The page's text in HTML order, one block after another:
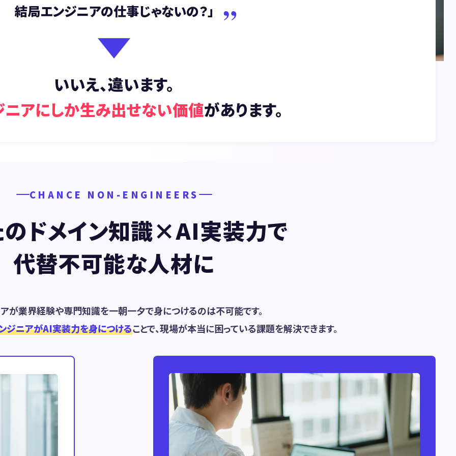
結局エンジニアの仕事じゃないの？」 ”
いいえ、違います。
アにしか生み出せない価値があります。
CHANCE NON-ENGINEERS
ドメイン知識×AI実装力で
代替不可能な人材に
が業界経験や専門知識を一朝一夕で身につけるのは不可能です。
ジニアがAI実装力を身につけることで、現場が本当に困っている課題を解決できます。